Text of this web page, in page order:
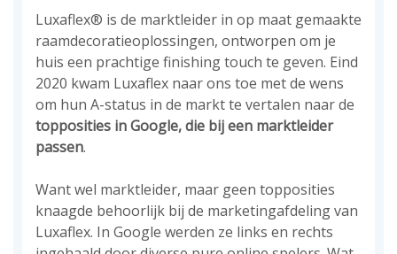
Luxaflex® is de marktleider in op maat gemaakte
raamdecoratieoplossingen, ontworpen om je
huis een prachtige finishing touch te geven. Eind
2020 kwam Luxaflex naar ons toe met de wens
om hun A-status in de markt te vertalen naar de
topposities in Google, die bij een marktleider
passen.
Want wel marktleider, maar geen topposities
knaagde behoorlijk bij de marketingafdeling van
Luxaflex. In Google werden ze links en rechts